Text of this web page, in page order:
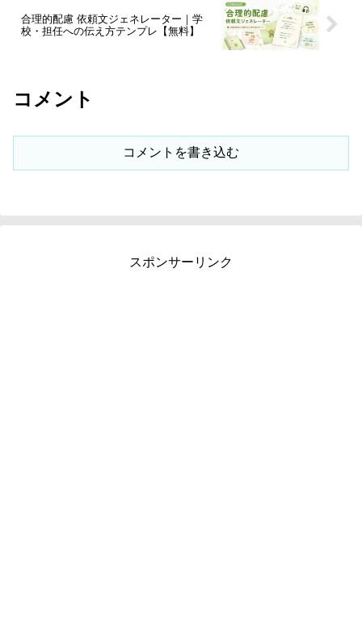
合理的配慮 依頼文ジェネレーター｜学
校・担任への伝え方テンプレ【無料】
コメント
コメントを書き込む
スポンサーリンク